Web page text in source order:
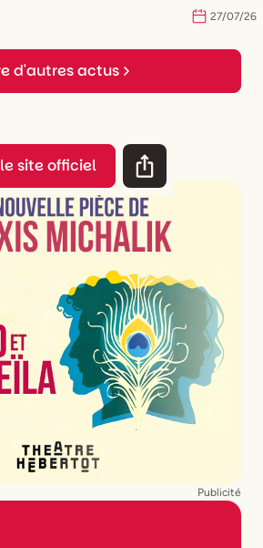
27/07/26
d'autres actus
site officiel
Publicité